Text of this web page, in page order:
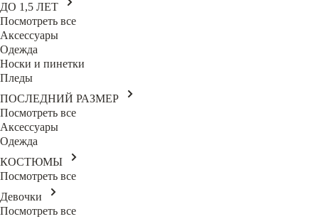
ДО 1,5 ЛЕТ
Посмотреть все
Аксессуары
Одежда
Носки и пинетки
Пледы
ПОСЛЕДНИЙ РАЗМЕР
Посмотреть все
Аксессуары
Одежда
КОСТЮМЫ
Посмотреть все
Девочки
Посмотреть все